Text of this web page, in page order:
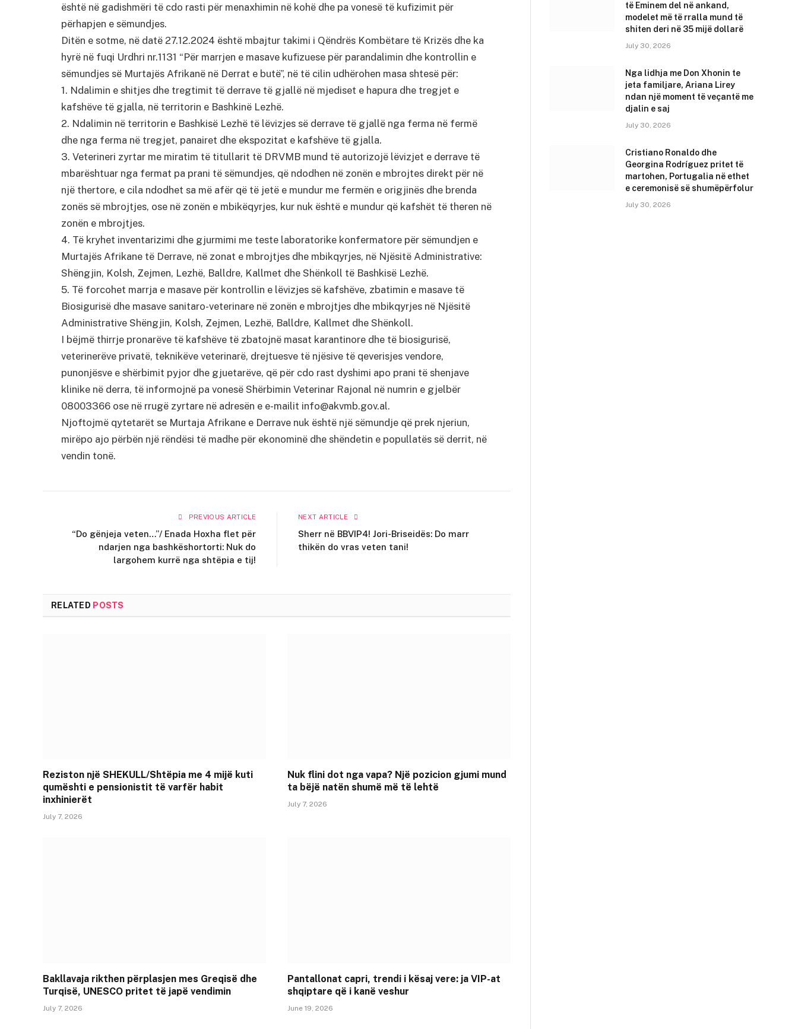
është në gadishmëri të cdo rasti për menaxhimin në kohë dhe pa vonesë të kufizimit për
përhapjen e sëmundjes.
Ditën e sotme, në datë 27.12.2024 është mbajtur takimi i Qëndrës Kombëtare të Krizës dhe ka
hyrë në fuqi Urdhri nr.1131 “Për marrjen e masave kufizuese për parandalimin dhe kontrollin e
sëmundjes së Murtajës Afrikanë në Derrat e butë”, në të cilin udhërohen masa shtesë për:
1. Ndalimin e shitjes dhe tregtimit të derrave të gjallë në mjediset e hapura dhe tregjet e
kafshëve të gjalla, në territorin e Bashkinë Lezhë.
2. Ndalimin në territorin e Bashkisë Lezhë të lëvizjes së derrave të gjallë nga ferma në fermë
dhe nga ferma në tregjet, panairet dhe ekspozitat e kafshëve të gjalla.
3. Veterineri zyrtar me miratim të titullarit të DRVMB mund të autorizojë lëvizjet e derrave të
mbarështuar nga fermat pa prani të sëmundjes, që ndodhen në zonën e mbrojtes direkt për në
një thertore, e cila ndodhet sa më afër që të jetë e mundur me fermën e origjinës dhe brenda
zonës së mbrojtjes, ose në zonën e mbikëqyrjes, kur nuk është e mundur që kafshët të theren në
zonën e mbrojtjes.
4. Të kryhet inventarizimi dhe gjurmimi me teste laboratorike konfermatore për sëmundjen e
Murtajës Afrikane të Derrave, në zonat e mbrojtjes dhe mbikqyrjes, në Njësitë Administrative:
Shëngjin, Kolsh, Zejmen, Lezhë, Balldre, Kallmet dhe Shënkoll të Bashkisë Lezhë.
5. Të forcohet marrja e masave për kontrollin e lëvizjes së kafshëve, zbatimin e masave të
Biosigurisë dhe masave sanitaro-veterinare në zonën e mbrojtjes dhe mbikqyrjes në Njësitë
Administrative Shëngjin, Kolsh, Zejmen, Lezhë, Balldre, Kallmet dhe Shënkoll.
I bëjmë thirrje pronarëve të kafshëve të zbatojnë masat karantinore dhe të biosigurisë,
veterinerëve privatë, teknikëve veterinarë, drejtuesve të njësive të qeverisjes vendore,
punonjësve e shërbimit pyjor dhe gjuetarëve, që për cdo rast dyshimi apo prani të shenjave
klinike në derra, të informojnë pa vonesë Shërbimin Veterinar Rajonal në numrin e gjelbër
08003366 ose në rrugë zyrtare në adresën e e-mailit info@akvmb.gov.al.
Njoftojmë qytetarët se Murtaja Afrikane e Derrave nuk është një sëmundje që prek njeriun,
mirëpo ajo përbën një rëndësi të madhe për ekonominë dhe shëndetin e popullatës së derrit, në
vendin tonë.
PREVIOUS ARTICLE
“Do gënjeja veten…”/ Enada Hoxha flet për
ndarjen nga bashkëshortorti: Nuk do
largohem kurrë nga shtëpia e tij!
NEXT ARTICLE
Sherr në BBVIP4! Jori-Briseidës: Do marr
thikën do vras veten tani!
RELATED POSTS
Reziston një SHEKULL/Shtëpia me 4 mijë kuti
qumështi e pensionistit të varfër habit
inxhinierët
July 7, 2026
Nuk flini dot nga vapa? Një pozicion gjumi mund
ta bëjë natën shumë më të lehtë
July 7, 2026
Bakllavaja rikthen përplasjen mes Greqisë dhe
Turqisë, UNESCO pritet të japë vendimin
July 7, 2026
Pantallonat capri, trendi i kësaj vere: ja VIP-at
shqiptare që i kanë veshur
June 19, 2026
të Eminem del në ankand,
modelet më të rralla mund të
shiten deri në 35 mijë dollarë
July 30, 2026
Nga lidhja me Don Xhonin te
jeta familjare, Ariana Lirey
ndan një moment të veçantë me
djalin e saj
July 30, 2026
Cristiano Ronaldo dhe
Georgina Rodríguez pritet të
martohen, Portugalia në ethet
e ceremonisë së shumëpërfolur
July 30, 2026